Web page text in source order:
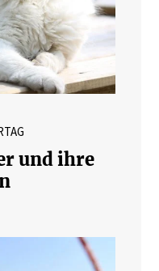
und ihre